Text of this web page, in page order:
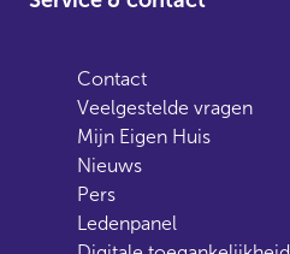
Contact
Veelgestelde vragen
Mijn Eigen Huis
Nieuws
Pers
Ledenpanel